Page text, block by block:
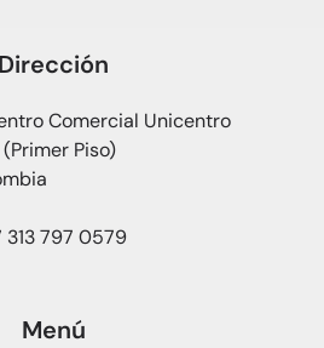
Dirección
Comercial Unicentro
Piso)
313 797 0579
Menú